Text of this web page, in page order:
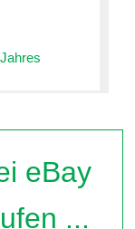
eBay
...